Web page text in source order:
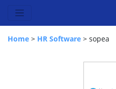
Home > HR Software > sopea